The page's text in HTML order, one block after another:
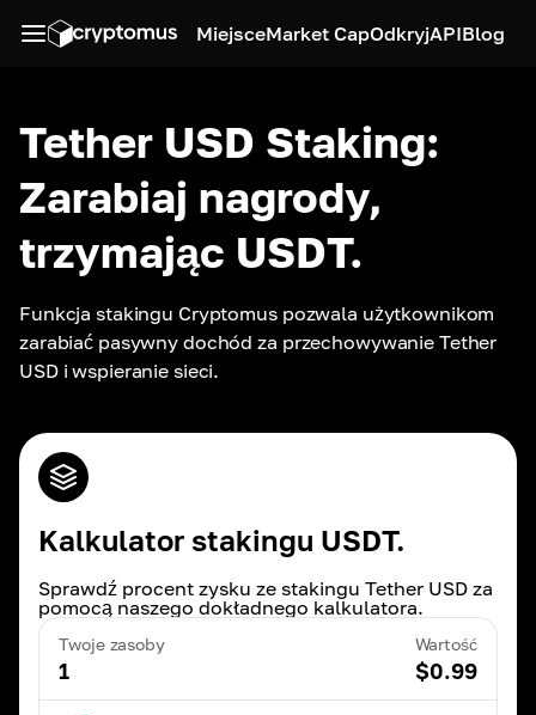
MiejsceMarket CapOdkryjAPIBlog
Tether USD Staking:
Zarabiaj nagrody,
trzymając USDT.
Funkcja stakingu Cryptomus pozwala użytkownikom
zarabiać pasywny dochód za przechowywanie Tether
Kalkulator stakingu USDT.
Sprawdź procent zysku ze stakingu Tether USD za
pomocą naszego dokładnego kalkulatora.
Twoje zasoby
1
Wartość
$0.99